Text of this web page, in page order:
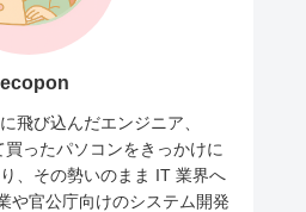
飛び込んだエンジニア、
ったパソコンをきっかけに
、その勢いのまま IT 業界へ
や官公庁向けのシステム開発